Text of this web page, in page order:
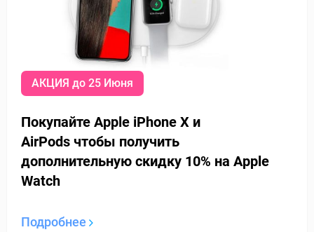
АКЦИЯ до 25 Июня
Покупайте Apple iPhone X и
AirPods чтобы получить
дополнительную скидку 10% на Apple
Watch
Подробнее